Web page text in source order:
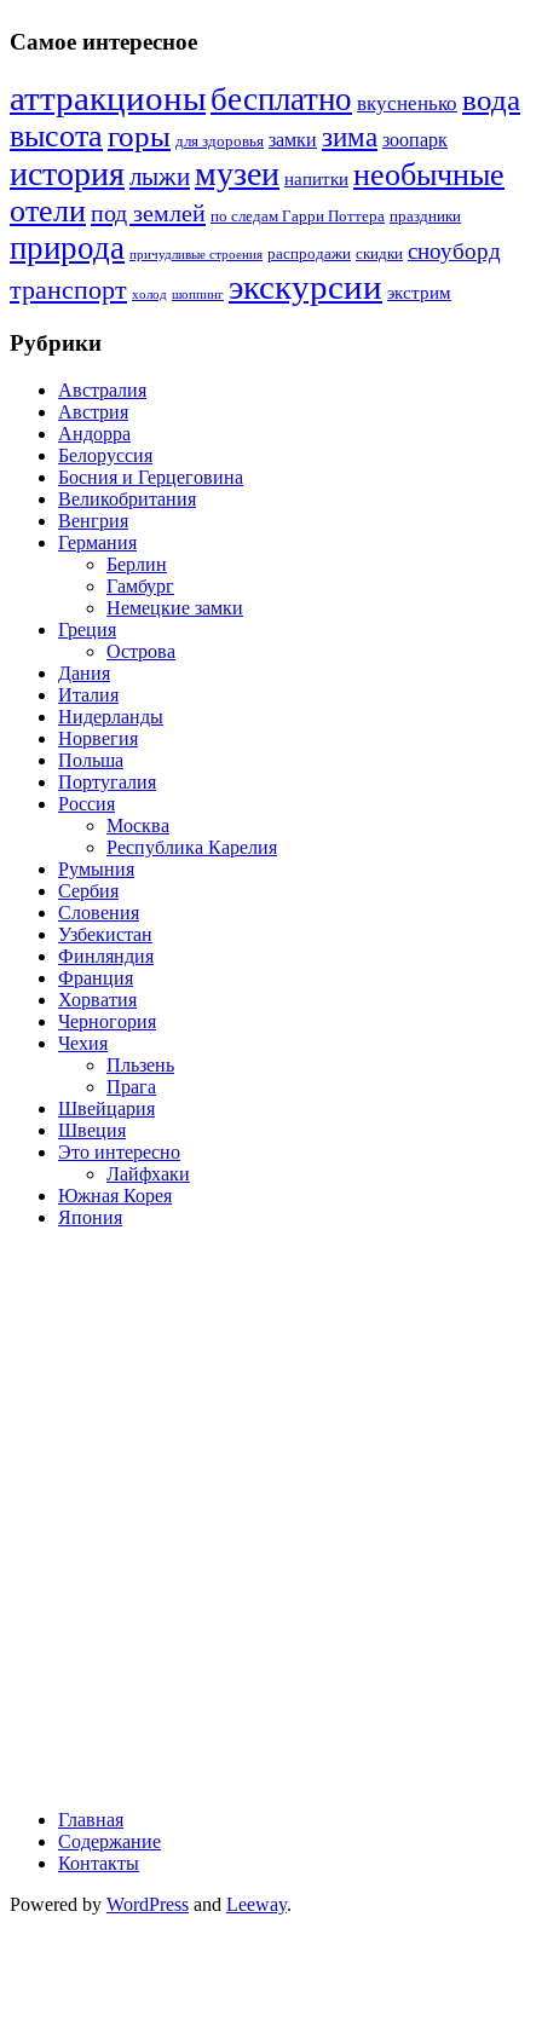
Самое интересное
аттракционыбесплатно вкусненько вода
высотагоры для здоровья замки зима зоопарк
историялыжимузеи напитки необычные
отелипод землей по следам Гарри Поттера праздники
природа причудливые строения распродажи скидки сноуборд
транспорт холод шоппинг экскурсии экстрим
Рубрики
Австралия
Австрия
Андорра
Белоруссия
Босния и Герцеговина
Великобритания
Венгрия
Германия
Берлин
Гамбург
Немецкие замки
Греция
Острова
Дания
Италия
Нидерланды
Норвегия
Польша
Португалия
Россия
Москва
Республика Карелия
Румыния
Сербия
Словения
Узбекистан
Финляндия
Франция
Хорватия
Черногория
Чехия
Пльзень
Прага
Швейцария
Швеция
Это интересно
Лайфхаки
Южная Корея
Япония
Главная
Содержание
Контакты
Powered by WordPress and Leeway.